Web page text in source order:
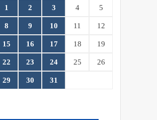
1 2 3 4 5
8 9 10 11 12
15 16 17 18 19
22 23 24 25 26
29 30
31